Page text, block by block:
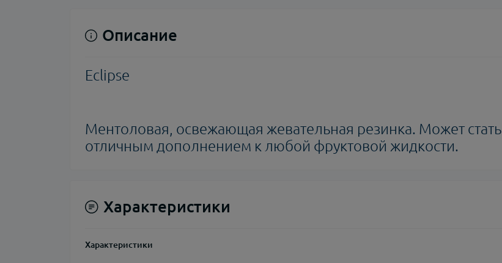
Описание
Eclipse
Ментоловая, освежающая жевательная резинка. Может стать
отличным дополнением к любой фруктовой жидкости.
Характеристики
Характеристики